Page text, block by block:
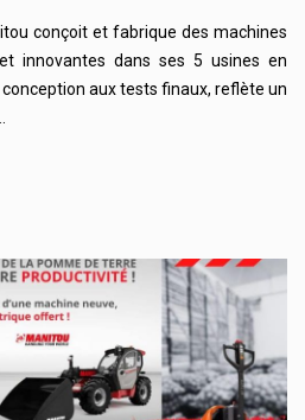
conçoit et fabrique des machines
innovantes dans ses 5 usines en
conception aux tests finaux, reflète un